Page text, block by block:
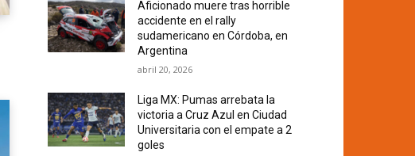
Aficionado muere tras horrible
accidente en el rally
sudamericano en Córdoba, en
Argentina
abril 20, 2026
Liga MX: Pumas arrebata la
victoria a Cruz Azul en Ciudad
Universitaria con el empate a 2
goles